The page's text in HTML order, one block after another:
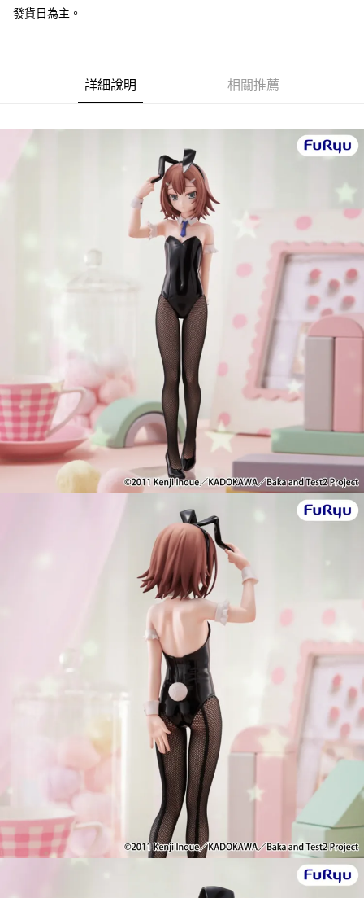
預購-7-11取貨付款(舊)
每筆NT$90，滿NT$3,000(含以上)免運費
每筆NT$90，滿NT$3,000(含以上)免運費
每筆NT$120，滿NT$3,000(含以上)免運費
每筆NT$160，滿NT$3,000(含以上)免運費
東海門市自取，需自備購物袋取貨唷。
發貨日為主。
詳細說明 相關推薦